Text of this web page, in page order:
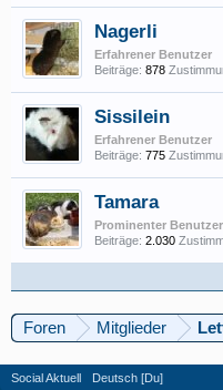
Nagerli
Erfahrener Benutzer
Beiträge: 878
Sissilein
Erfahrener Benutzer
Beiträge: 775
Tamara
Prominenter Benutzer
Beiträge: 2.030
Foren Mitglieder
Social Aktuell Deutsch [Du]